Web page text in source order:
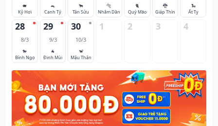
🐖
Kỷ Hợi
🐀
Canh Tý
🐂
Tân Sửu
🐅
Nhâm Dần
🐈
Quý Mão
🐉
Giáp Thìn
🐍
Ất Tỵ
28
8/3
🐎
Bính Ngọ
29
9/3
🐐
Đinh Mùi
30
10/3
🐒
Mậu Thân
1 2 3 4